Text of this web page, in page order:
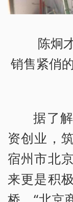
陈炯
销售紧俏
据了
资创业，
宿州市北
来更是积